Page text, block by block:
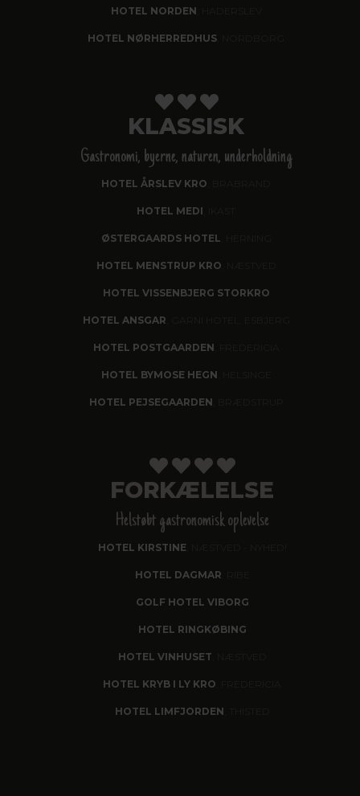
HOTEL NORDEN
HOTEL NØRHERREDHUS
KLASSISK
Gastronomi, byerne, naturen, underholdning
HOTEL ÅRSLEV KRO
HOTEL MEDI
ØSTERGAARDS HOTEL
HOTEL MENSTRUP KRO
HOTEL VISSENBJERG STORKRO
HOTEL ANSGAR
HOTEL POSTGAARDEN
HOTEL BYMOSE HEGN
HOTEL PEJSEGAARDEN
FORKÆLELSE
Helstøbt gastronomisk oplevelse
HOTEL KIRSTINE, NÆSTVED - NYHED!
HOTEL DAGMAR
GOLF HOTEL VIBORG
HOTEL RINGKØBING
HOTEL VINHUSET
HOTEL KRYB I LY KRO
HOTEL LIMFJORDEN